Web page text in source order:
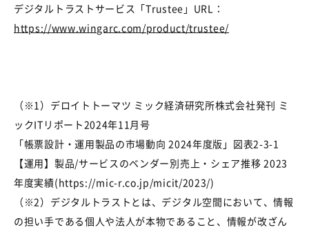
デジタルトラストサービス「Trustee 」 URL ：
https://www.wingarc.com/product/trustee/
（※1） デロイトトーマツ ミック経済研究所株式会社発刊 ミ
ックITリポート2024年11月号
「帳票設計・運用製品の市場動向 2024年度版」図表2-3-1
【運用】製品/サービスのベンダー別売上・シェア推移 2023
年度実績(https://mic-r.co.jp/micit/2023/)
（※2）デジタルトラストとは、デジタル空間において、情報
の担い手である個人や法人が本物であること、情報が改ざん